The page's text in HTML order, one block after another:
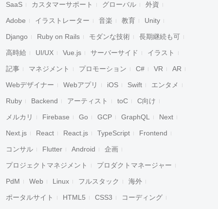
SaaS カスタマーサポート グローバル 外資
Adobe イラストレーター 音楽 教育 Unity
Django Ruby on Rails モダンな技術 長期継続も可
高時給 UI/UX Vue.js サーバーサイド イラスト
記事 マネジメント プロモーション C# VR AR
Webデザイナー Webアプリ iOS Swift エンタメ
Ruby Backend アーティスト toC C向け
メルカリ Firebase Go GCP GraphQL Next
Next.js React React.js TypeScript Frontend
コンサル Flutter Android 企画
プロジェクトマネジメント プロダクトマネージャー
PdM Web Linux フルスタック 海外
ポータルサイト HTML5 CSS3 コーディング